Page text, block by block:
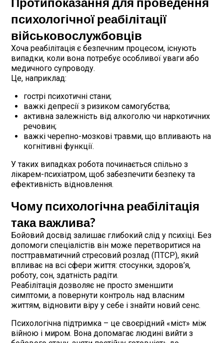
психологічної реабілітації
військовослужбовців
Хоча реабілітація є безпечним процесом, існують
випадки, коли вона потребує особливої уваги або
медичного супроводу.
Це, наприклад:
гострі психотичні стани;
важкі депресії з ризиком самогубства;
активна залежність від алкоголю чи наркотичних
речовин;
важкі черепно-мозкові травми, що впливають на
когнітивні функції.
У таких випадках робота починається спільно з
лікарем-психіатром, щоб забезпечити безпеку та
ефективність відновлення.
Чому психологічна реабілітація
така важлива?
Бойовий досвід залишає глибокий слід у психіці. Без
допомоги спеціалістів він може перетворитися на
посттравматичний стресовий розлад (ПТСР), який
впливає на всі сфери життя: стосунки, здоров’я,
роботу, сон, здатність радіти.
Реабілітація дозволяє не просто зменшити
симптоми, а повернути контроль над власним
життям, відновити віру у себе і знайти новий сенс.
Психологічна підтримка – це своєрідний «міст» між
війною і миром. Вона допомагає людині вийти з